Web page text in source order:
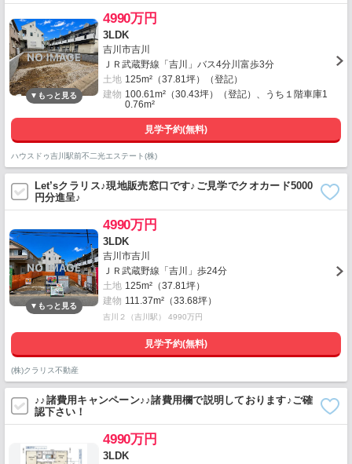
4990万円
3LDK
吉川市吉川
ＪＲ武蔵野線「吉川」バス4分川富歩3分
土地 125m²（37.81坪）（登記）
建物 100.61m²（30.43坪）（登記）、うち１階車庫1
0.76m²
見学予約(無料)
ハウスドゥ吉川駅前不二光エステート(株)
Let’sクラリス♪現地販売窓口です♪ご見学でクオカード5000
円分進呈♪
4990万円
3LDK
吉川市吉川
ＪＲ武蔵野線「吉川」歩24分
土地 125m²（37.81坪）
建物 111.37m²（33.68坪）
吉川２（吉川駅） 4990万円
見学予約(無料)
(株)クラリス不動産
♪♪諸費用キャンペーン♪♪諸費用欄で説明しております♪ご確
認下さい！
4990万円
3LDK